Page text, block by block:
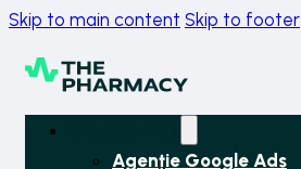
Skip to main content Skip to footer
Agenție Google Ads